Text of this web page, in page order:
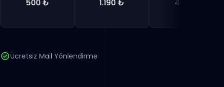
500 ₺ 1.190 ₺ 462 ₺
Ücretsiz Mail Yönlendirme